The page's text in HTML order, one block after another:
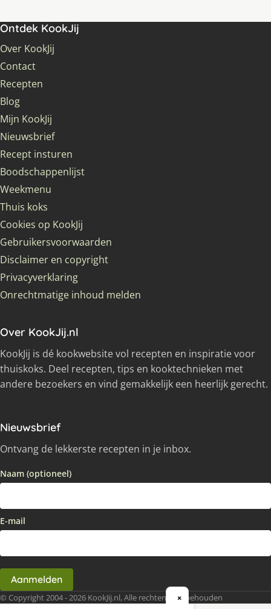
Ontdek KookJij
Over KookJij
Contact
Recepten
Blog
Mijn KookJij
Nieuwsbrief
Recept insturen
Boodschappenlijst
Weekmenu
Thuis koks
Cookies op KookJij
Gebruikersvoorwaarden
Disclaimer en copyright
Privacyverklaring
Onrechtmatige inhoud melden
Over KookJij.nl
KookJij is dé kookwebsite vol recepten en inspiratie voor
thuiskoks. Deel recepten, tips en kooktechnieken met
andere bezoekers en vind gemakkelijk een heerlijk gerecht.
Nieuwsbrief
Ontvang de lekkerste recepten in je inbox.
Naam (optioneel)
E-mail
Aanmelden
© Copyright 2004 - 2026 KookJij.nl, Alle rechten voorbehouden
×